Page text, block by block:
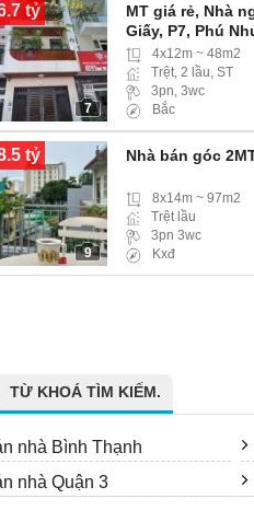
tỷ
7
MT giá rẻ, Nhà
Giấy, P7, Phú
4x12m ~ 48m2
Trệt, 2 lầu, ST
3pn, 3wc
Bắc
tỷ
9
Nhà bán góc
8x14m ~ 97m2
Trệt lầu
3pn 3wc
Kxđ
TỪ KHOÁ TÌM KIẾM.
nhà Bình Thạnh
nhà Quận 3